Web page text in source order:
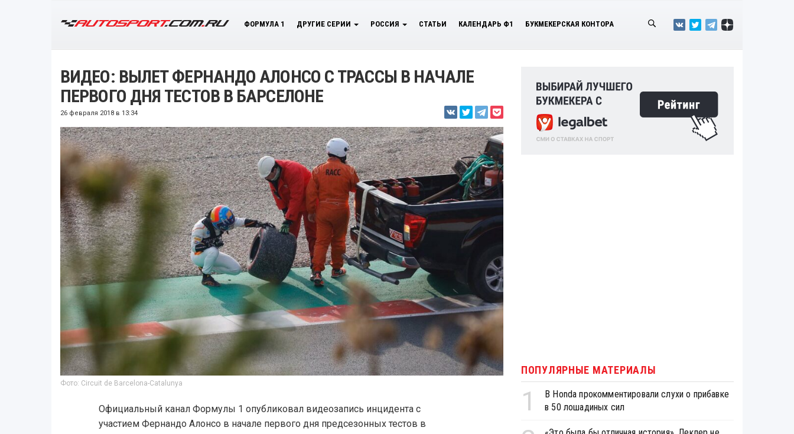
ФОРМУЛА 1 ДРУГИЕ СЕРИИ РОССИЯ СТАТЬИ КАЛЕНДАРЬ Ф1 БУКМЕКЕРСКАЯ КОНТОРА
ВИДЕО: ВЫЛЕТ ФЕРНАНДО АЛОНСО С ТРАССЫ В НАЧАЛЕ
ПЕРВОГО ДНЯ ТЕСТОВ В БАРСЕЛОНЕ
26 февраля 2018 в 13:34
Фото: Circuit de Barcelona-Catalunya
Официальный канал Формулы 1 опубликовал видеозапись инцидента с
участием Фернандо Алонсо в начале первого дня предсезонных тестов в
ПОПУЛЯРНЫЕ МАТЕРИАЛЫ
1
В Honda прокомментировали слухи о прибавке
в 50 лошадиных сил